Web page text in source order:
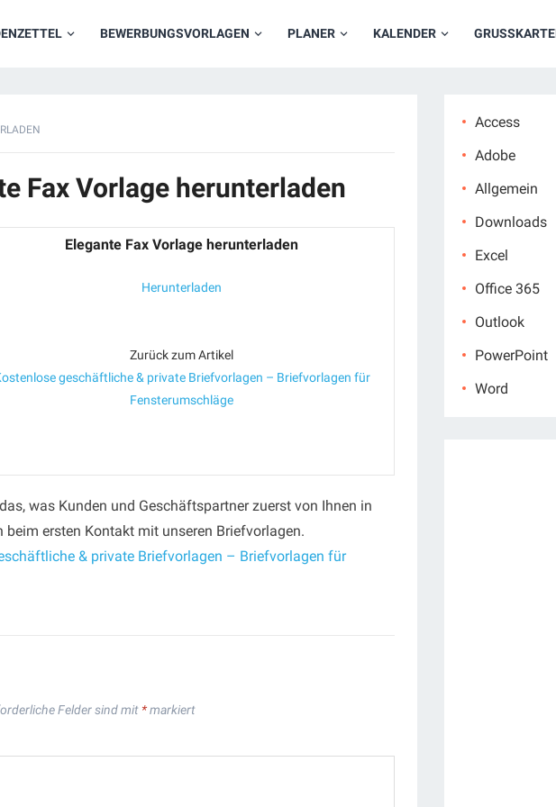
BEWERBUNGSVORLAGEN PLANER KALENDER GRUSSKARTEN
Fax Vorlage herunterladen
Elegante Fax Vorlage herunterladen
Herunterladen
Zurück zum Artikel
geschäftliche & private Briefvorlagen – Briefvorlagen für
Fensterumschläge
was Kunden und Geschäftspartner zuerst von Ihnen in
ersten Kontakt mit unseren Briefvorlagen.
& private Briefvorlagen – Briefvorlagen für
Felder sind mit *markiert
Access
Adobe
Allgemein
Downloads
Excel
Office 365
Outlook
PowerPoint
Word